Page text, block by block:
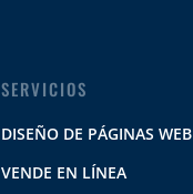
SERVICIOS
DISEÑO DE PÁGINAS WEB
VENDE EN LÍNEA